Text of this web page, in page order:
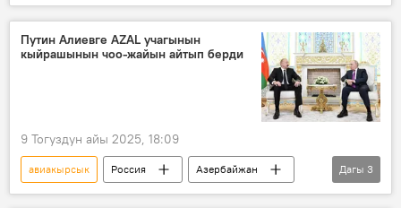
Польша
Лех Качиньский
учак
өлүм
иликтөө
Путин Алиевге AZAL учагынын
кыйрашынын чоо-жайын айтып берди
9 Тогуздун айы 2025, 18:09
авиакырсык Россия
Азербайжан
билдирүү
Владимир Путин
Дагы 3